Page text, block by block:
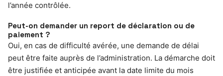
l’année contrôlée.
Peut-on demander un report de déclaration ou de
paiement ?
Oui, en cas de difficulté avérée, une demande de délai
peut être faite auprès de l’administration. La démarche doit
être justifiée et anticipée avant la date limite du mois